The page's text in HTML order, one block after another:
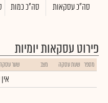
סה"כ עסקאות סה"כ כמות
פירוט עסקאות יומיות
מספר שעת עסקה מצב שער